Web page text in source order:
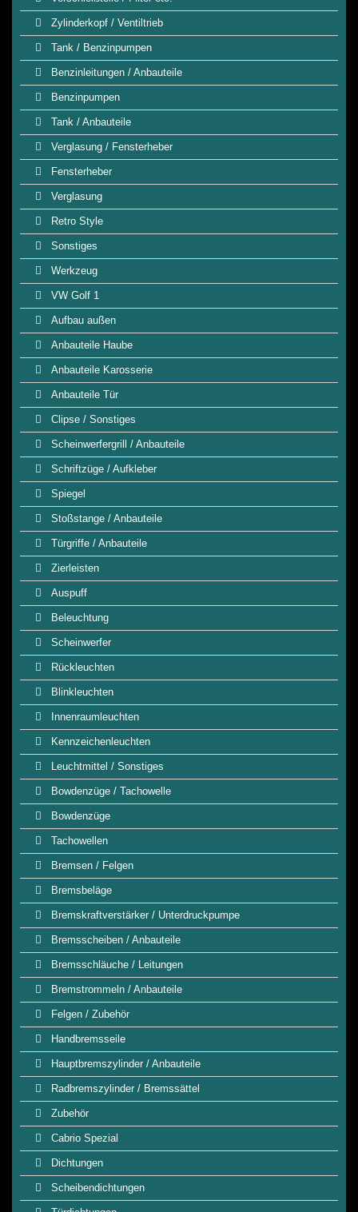
Zylinderkopf / Ventiltrieb
Tank / Benzinpumpen
Benzinleitungen / Anbauteile
Benzinpumpen
Tank / Anbauteile
Verglasung / Fensterheber
Fensterheber
Verglasung
Retro Style
Sonstiges
Werkzeug
VW Golf 1
Aufbau außen
Anbauteile Haube
Anbauteile Karosserie
Anbauteile Tür
Clipse / Sonstiges
Scheinwerfergrill / Anbauteile
Schriftzüge / Aufkleber
Spiegel
Stoßstange / Anbauteile
Türgriffe / Anbauteile
Zierleisten
Auspuff
Beleuchtung
Scheinwerfer
Rückleuchten
Blinkleuchten
Innenraumleuchten
Kennzeichenleuchten
Leuchtmittel / Sonstiges
Bowdenzüge / Tachowelle
Bowdenzüge
Tachowellen
Bremsen / Felgen
Bremsbeläge
Bremskraftverstärker / Unterdruckpumpe
Bremsscheiben / Anbauteile
Bremsschläuche / Leitungen
Bremstrommeln / Anbauteile
Felgen / Zubehör
Handbremsseile
Hauptbremszylinder / Anbauteile
Radbremszylinder / Bremssättel
Zubehör
Cabrio Spezial
Dichtungen
Scheibendichtungen